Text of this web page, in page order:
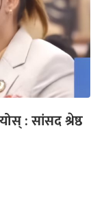
: सांसद श्रेष्ठ